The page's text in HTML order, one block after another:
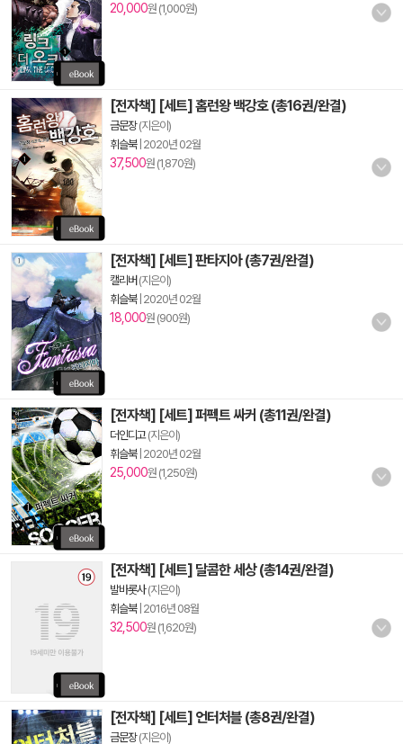
20,000원 (1,000원)
[전자책] [세트] 홈런왕 백강호 (총16권/완결)
금문장(지은이)
휘슬북| 2020년 02월
37,500원 (1,870원)
[전자책] [세트] 판타지아 (총7권/완결)
캘리버 (지은이)
휘슬북| 2020년 02월
18,000원 (900원)
[전자책] [세트] 퍼펙트 싸커 (총11권/완결)
더인디고(지은이)
휘슬북| 2020년 02월
25,000원 (1,250원)
[전자책] [세트] 달콤한 세상 (총14권/완결)
발바롯사(지은이)
휘슬북| 2016년 08월
32,500원 (1,620원)
[전자책] [세트] 언터처블 (총8권/완결)
금문장(지은이)